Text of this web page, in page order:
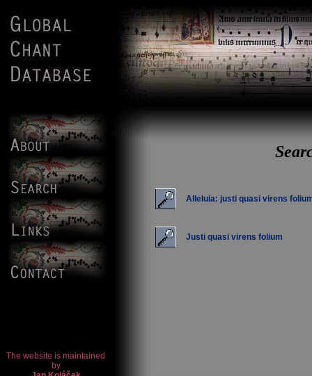
Alleluia: justi quasi virens
Justi quasi virens folium